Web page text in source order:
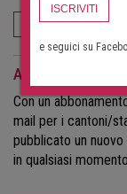
PER GLI
Abbonamento
Con un
mail per i cantoni/
pubblicato un
in qualsiasi momento.
ISCRIVITI
e seguici su